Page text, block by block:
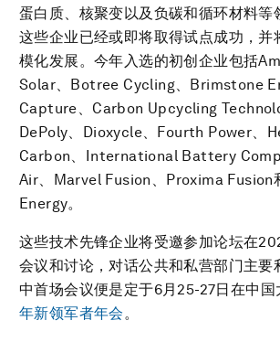
蛋白质、核聚变以及负碳和循环材料等
这些企业已经或即将取得试点成功，并
模化发展。今年入选的初创企业包括
Solar、Botree Cycling、Brimstone
Capture、Carbon Upcycling
DePoly、Dioxycle、Fourth Power、
Carbon、International Battery
Air、Marvel Fusion、Proxima Fusion
Energy。
这些技术先锋企业将受邀参加论坛在
会议和讨论，对话公共和私营部门主要
中首场会议便是定于6月25-27日在中
年新领军者年会。